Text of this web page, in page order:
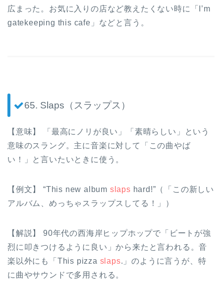
広まった。お気に入りの店など教えたくない時に「I’m
gatekeeping this cafe」などと言う。
65. Slaps（スラップス）
【意味】 「最高にノリが良い」「素晴らしい」という
意味のスラング。主に音楽に対して「この曲やば
い！」と言いたいときに使う。
【例文】 “This new album slaps hard!”（「この新しい
アルバム、めっちゃスラップスしてる！」）
【解説】 90年代の西海岸ヒップホップで「ビートが強
烈に叩きつけるように良い」から来たと言われる。音
楽以外にも「This pizza slaps.」のように言うが、特
に曲やサウンドで多用される。